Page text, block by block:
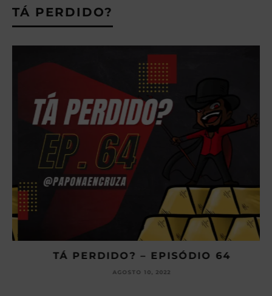
TÁ PERDIDO?
TÁ PERDIDO? – EPISÓDIO 64
AGOSTO 10, 2022